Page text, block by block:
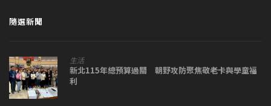
隨選新聞
生活
新北115年總預算過關 朝野攻防聚焦敬老卡與學童福
利